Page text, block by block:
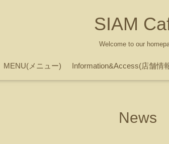
SIAM
Welcome to our
MENU(メニュー) Information&Access(店舗情
News